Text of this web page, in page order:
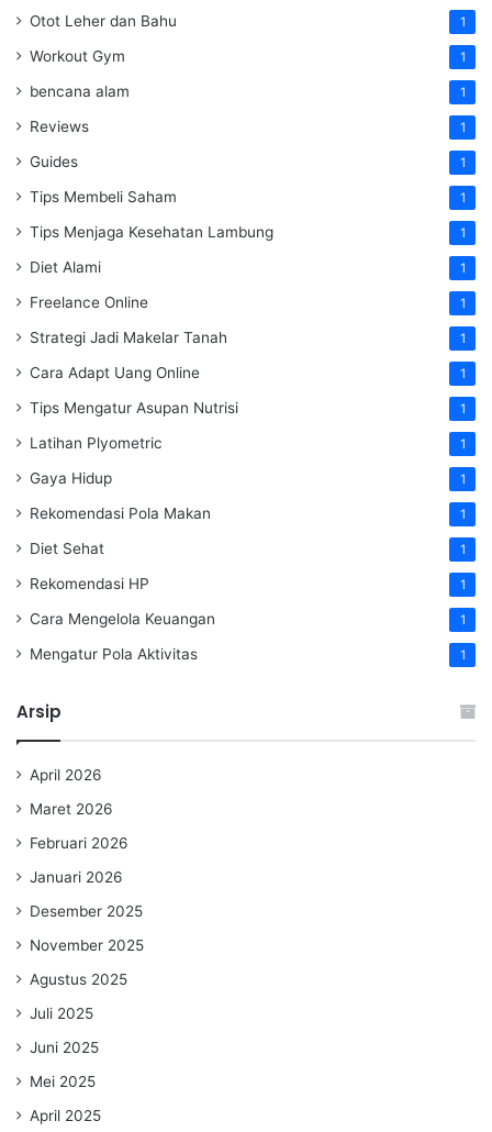
Otot Leher dan Bahu 1
Workout Gym 1
bencana alam 1
Reviews 1
Guides 1
Tips Membeli Saham 1
Tips Menjaga Kesehatan Lambung 1
Diet Alami 1
Freelance Online 1
Strategi Jadi Makelar Tanah 1
Cara Adapt Uang Online 1
Tips Mengatur Asupan Nutrisi 1
Latihan Plyometric 1
Gaya Hidup 1
Rekomendasi Pola Makan 1
Diet Sehat 1
Rekomendasi HP 1
Cara Mengelola Keuangan 1
Mengatur Pola Aktivitas 1
Arsip
April 2026
Maret 2026
Februari 2026
Januari 2026
Desember 2025
November 2025
Agustus 2025
Juli 2025
Juni 2025
Mei 2025
April 2025